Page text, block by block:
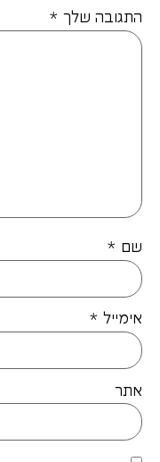
התגובה שלך *
שם *
אימייל *
אתר